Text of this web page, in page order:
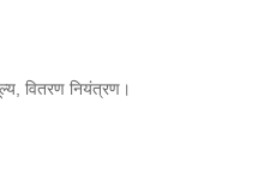
वितरण नियंत्रण।